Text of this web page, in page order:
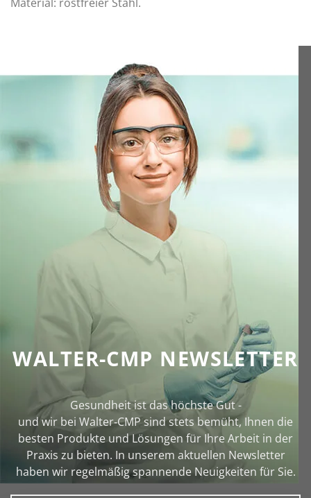
WALTER-CMP NEWSLETTER
Gesundheit ist das höchste Gut -
und wir bei Walter‑CMP sind stets bemüht, Ihnen die
besten Produkte und Lösungen für Ihre Arbeit in der
Praxis zu bieten. In unserem aktuellen Newsletter
haben wir regelmäßig spannende Neuigkeiten für Sie.